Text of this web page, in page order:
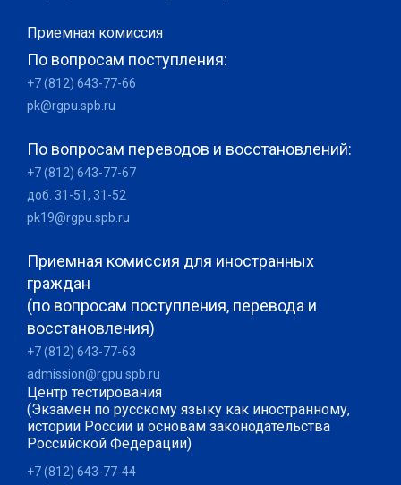
Приемная комиссия
По вопросам поступления:
+7 (812) 643-77-66
pk@rgpu.spb.ru
По вопросам переводов и восстановлений:
+7 (812) 643-77-67
доб. 31-51, 31-52
pk19@rgpu.spb.ru
Приемная комиссия для иностранных
граждан
(по вопросам поступления, перевода и
восстановления)
+7 (812) 643-77-63
admission@rgpu.spb.ru
Центр тестирования
(Экзамен по русскому языку как иностранному,
истории России и основам законодательства
Российской Федерации)
+7 (812) 643-77-44